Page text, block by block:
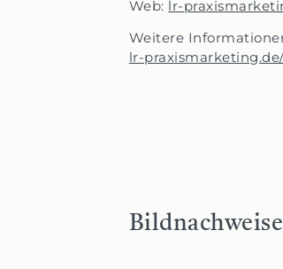
Web: lr-
Weitere
lr-
Bildnachweise